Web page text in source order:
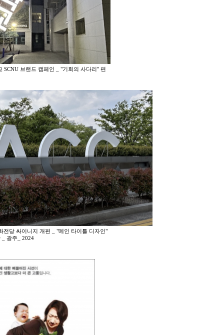
SCNU 브랜드 캠페인 _ "기회의 사다리" 편
전당 싸이니지 개편 _ "메인 타이틀 디자인"
_ 광주_ 2024